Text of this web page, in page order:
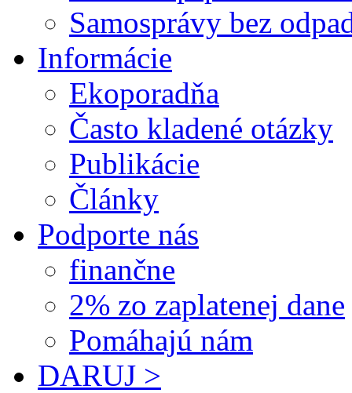
Samosprávy bez
Informácie
Ekoporadňa
Často kladené otázky
Publikácie
Články
Podporte nás
finančne
2% zo zaplatenej dane
Pomáhajú nám
DARUJ >